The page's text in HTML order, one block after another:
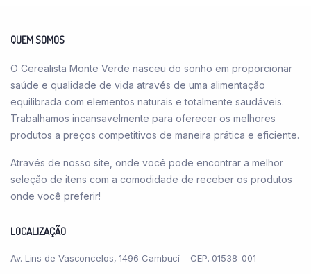
As
escolhidas
na
página
do
produto
QUEM SOMOS
O Cerealista Monte Verde nasceu do sonho em proporcionar
saúde e qualidade de vida através de uma alimentação
equilibrada com elementos naturais e totalmente saudáveis.
Trabalhamos incansavelmente para oferecer os melhores
produtos a preços competitivos de maneira prática e eficiente.
Através de nosso site, onde você pode encontrar a melhor
seleção de itens com a comodidade de receber os produtos
onde você preferir!
LOCALIZAÇÃO
Av. Lins de Vasconcelos, 1496 Cambucí – CEP. 01538-001